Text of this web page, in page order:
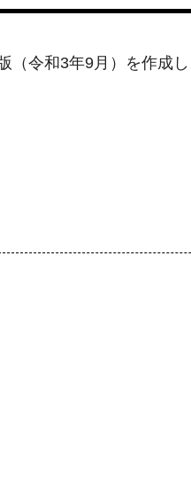
令和3年9月）を作成